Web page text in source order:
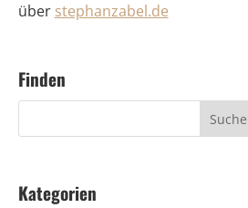
über stephanzabel.de
Finden
Kategorien